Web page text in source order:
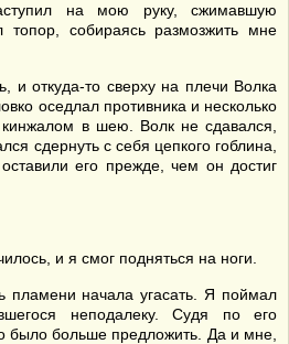
на мою руку, сжимавшую
топор, собираясь размозжить мне
и откуда-то сверху на плечи Волка
оседлал противника и несколько
в шею. Волк не сдавался,
сдернуть с себя цепкого гоблина,
его прежде, чем он достиг
и я смог подняться на ноги.
пламени начала угасать. Я поймал
неподалеку. Судя по его
было больше предложить. Да и мне,